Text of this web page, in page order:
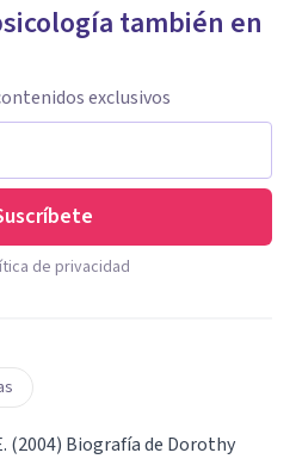
también en
exclusivos
de privacidad
(2004) Biografía de Dorothy